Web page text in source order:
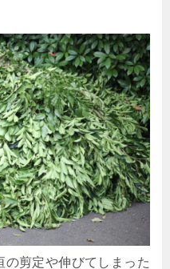
の剪定や伸びてしまった